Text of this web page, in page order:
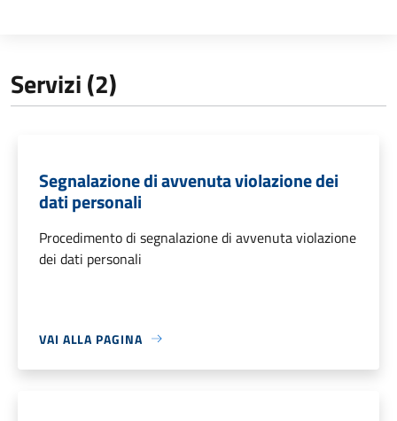
Servizi (2)
Segnalazione di avvenuta violazione dei
dati personali
Procedimento di segnalazione di avvenuta violazione
dei dati personali
VAI ALLA PAGINA